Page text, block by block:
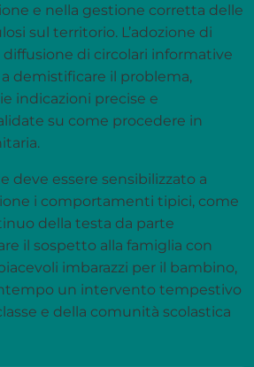
e nella gestione corretta delle
sul territorio. L’adozione di
di circolari informative
demistificare il problema,
indicazioni precise e
su come procedere in
deve essere sensibilizzato a
i comportamenti tipici, come
della testa da parte
il sospetto alla famiglia con
imbarazzi per il bambino,
un intervento tempestivo
e della comunità scolastica